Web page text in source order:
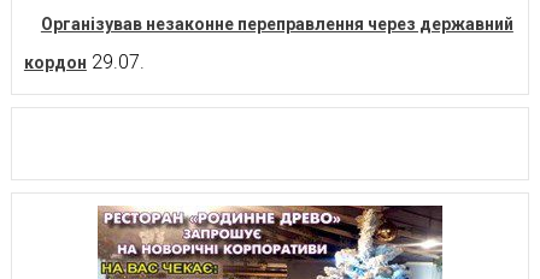
Організував незаконне переправлення через державний
кордон 29.07.